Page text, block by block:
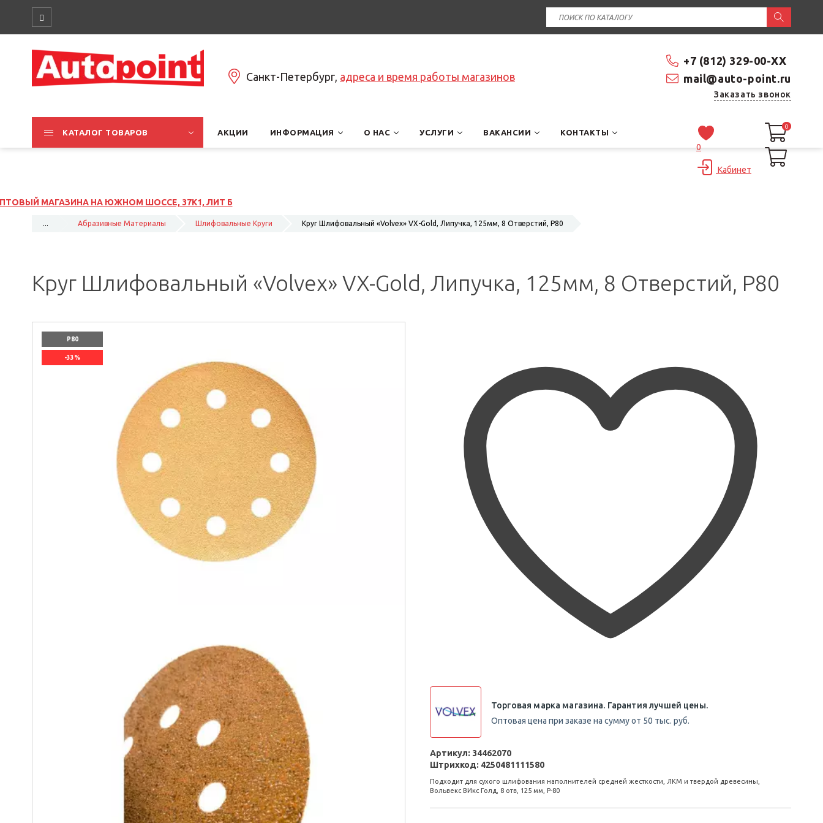
+7 (812) 329-00-XX
mail@auto-point.ru
Заказать звонок
Санкт-Петербург, адреса и время работы магазинов
КАТАЛОГ ТОВАРОВ АКЦИИ ИНФОРМАЦИЯ О НАС УСЛУГИ ВАКАНСИИ КОНТАКТЫ
0
Кабинет
0
0
ЛИТ Б
... Абразивные Материалы Шлифовальные Круги Круг Шлифовальный «Volvex» VX-Gold, Липучка, 125мм, 8 Отверстий, P80
Круг Шлифовальный «Volvex» VX-Gold, Липучка, 125мм, 8 Отверстий, P80
P80
-33%
Торговая марка магазина. Гарантия лучшей цены.
Оптовая цена при заказе на сумму от 50 тыс. руб.
Артикул: 34462070
Штрихкод: 4250481111580
Подходит для сухого шлифования наполнителей средней жесткости, ЛКМ и твердой древесины,
Вольвекс ВИкс Голд, 8 отв, 125 мм, Р-80